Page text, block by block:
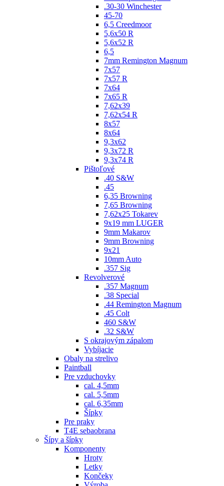
.30-30 Winchester
45-70
6,5 Creedmoor
5,6x50 R
5,6x52 R
6,5
7mm Remington Magnum
7x57
7x57 R
7x64
7x65 R
7,62x39
7,62x54 R
8x57
8x64
9,3x62
9,3x72 R
9,3x74 R
Pištoľové
.40 S&W
.45
6,35 Browning
7,65 Browning
7,62x25 Tokarev
9x19 mm LUGER
9mm Makarov
9mm Browning
9x21
10mm Auto
.357 Sig
Revolverové
.357 Magnum
.38 Special
.44 Remington Magnum
.45 Colt
460 S&W
.32 S&W
S okrajovým zápalom
Vybíjacie
Obaly na strelivo
Paintball
Pre vzduchovky
cal. 4,5mm
cal. 5,5mm
cal. 6,35mm
Šípky
Pre praky
T4E sebaobrana
Šípy a šípky
Komponenty
Hroty
Letky
Končeky